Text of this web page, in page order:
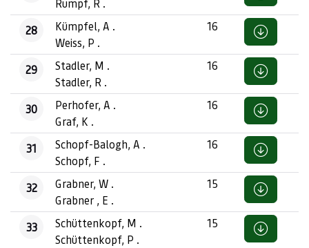
Rumpf, R .
28
Kümpfel, A .
Weiss, P .
16
29
Stadler, M .
Stadler, R .
16
30
Perhofer, A .
Graf, K .
16
31
Schopf-Balogh, A .
Schopf, F .
16
32
Grabner, W .
Grabner , E .
15
33
Schüttenkopf, M .
Schüttenkopf, P .
15